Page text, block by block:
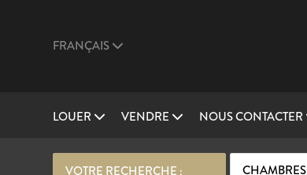
FRANÇAIS
LOUER VENDRE NOUS CONTACTER
VOTRE RECHERCHE : CHAMBRES